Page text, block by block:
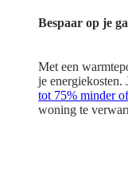
Bespaar op je
Met een
je energiekosten.
tot 75% minder
woning te